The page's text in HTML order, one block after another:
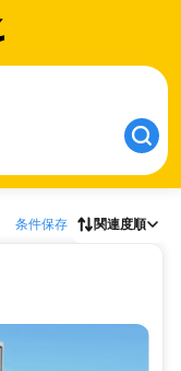
条件保存 関連度順